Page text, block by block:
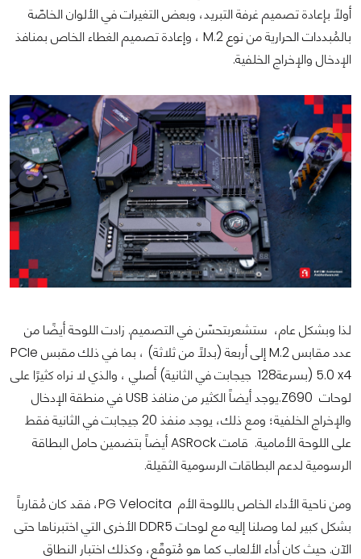
أولاً بإعادة تصميم غرفة التبريد، وبعض التغيرات في الألوان الخاصّة
بالمُبددات الحرارية من نوع M.2 ، وإعادة تصميم الغطاء الخاص بمنافذ
الإدخال والإخراج الخلفية.
لذا وبشكل عام، ستشعربتحسّن في التصميم. زادت اللوحة أيضًا من
عدد مقابس M.2 إلى أربعة (بدلاً من ثلاثة) ، بما في ذلك مقبس PCIe
5.0 x4 (بسرعة128 جيجابت في الثانية) أصلي ، والذي لا نراه كثيرًا على
لوحات Z690.يوجد أيضاً الكثير من منافذ USB في منطقة الإدخال
والإخراج الخلفية؛ ومع ذلك، يوجد منفذ 20 جيجابت في الثانية فقط
على اللوحة الأمامية. قامت ASRock أيضاً بتضمين حامل البطاقة
الرسومية لدعم البطاقات الرسومية الثقيلة.
ومن ناحية الأداء الخاص باللوحة الأم PG Velocita، فقد كان مُقارباً
بشكل كبير لما وصلنا إليه مع لوحات DDR5 الأخرى التي اختبرناها حتى
الآن. حيث كان أداء الألعاب كما هو مُتوقّع، وكذلك اختبار النطاق